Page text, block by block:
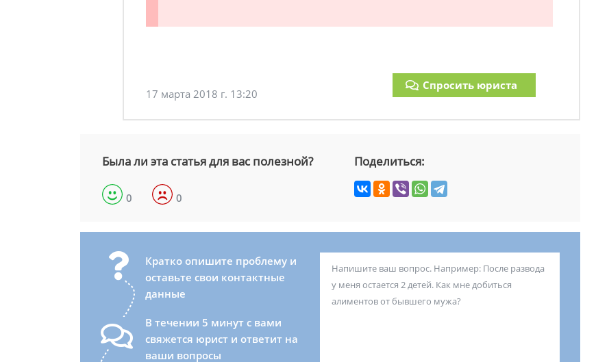
17 марта 2018 г. 13:20
Спросить юриста
Была ли эта статья для вас полезной?
0 0
Поделиться:
Кратко опишите проблему и
оставьте свои контактные
данные
В течении 5 минут с вами
свяжется юрист и ответит на
ваши вопросы